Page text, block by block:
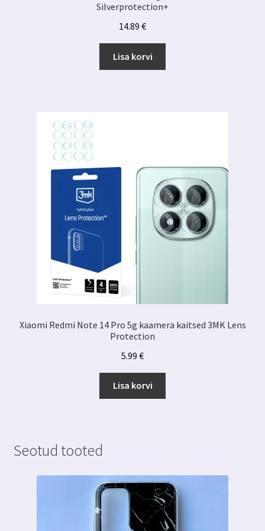
Silverprotection+
14.89 €
Lisa korvi
Xiaomi Redmi Note 14 Pro 5g kaamera kaitsed 3MK Lens
Protection
5.99 €
Lisa korvi
Seotud tooted